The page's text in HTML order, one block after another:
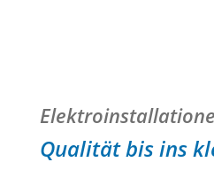
Qualität bis ins